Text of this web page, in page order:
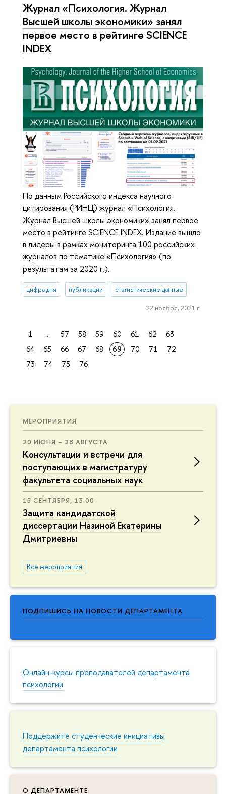
МЕРОПРИЯТИЯ
20 ИЮНЯ – 28 АВГУСТА
Консультации и встречи для
поступающих в магистратуру
факультета социальных наук
15 СЕНТЯБРЯ, 13:00
Защита кандидатской
диссертации Назиной Екатерины
Дмитриевны
Все мероприятия
ПОДПИШИСЬ НА НОВОСТИ ДЕПАРТАМЕНТА
Онлайн-курсы преподавателей департамента
психологии
Поддержите студенческие инициативы
департамента психологии
О ДЕПАРТАМЕНТЕ
Журнал «Психология. Журнал
Высшей школы экономики» занял
первое место в рейтинге SCIENCE
INDEX
По данным Российского индекса научного
цитирования (РИНЦ) журнал «Психология.
Журнал Высшей школы экономики» занял первое
место в рейтинге SCIENCE INDEX. Издание вышло
в лидеры в рамках мониторинга 100 российских
журналов по тематике «Психология» (по
результатам за 2020 г.).
цифра дня публикации статистические данные
22 ноября, 2021 г.
1 ... 57 58 59 60 61 62
63
64
65 66 67 68 69 70 71
72
73
74 75 76